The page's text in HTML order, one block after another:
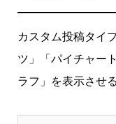
カスタム投稿タイ
ツ」「パイチャー
ラフ」を表示させ